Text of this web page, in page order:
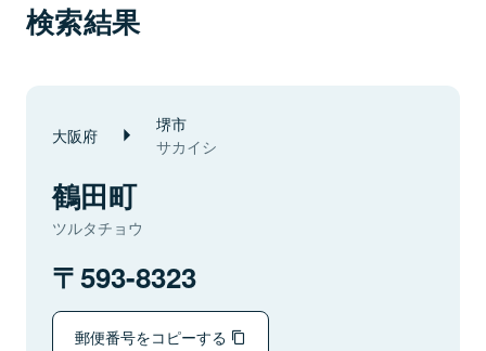
検索結果
大阪府 堺市
サカイシ
鶴田町
ツルタチョウ
593-8323
郵便番号をコピーする